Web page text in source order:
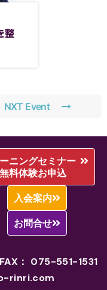
整
NXT Event
ニングセミナー
無料体験お申込
入会案内
お問合せ
FAX： 075-551-1531
rinri.com